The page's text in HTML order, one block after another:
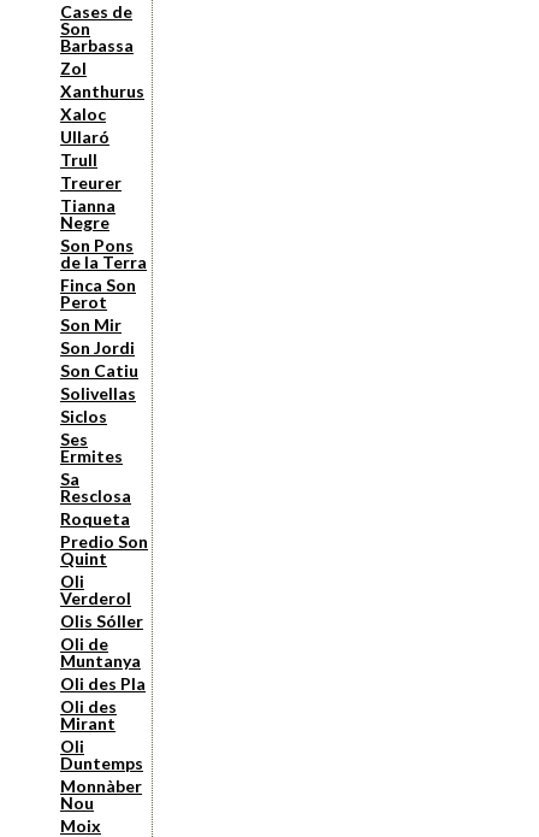
Cases de
Son
Barbassa
Zol
Xanthurus
Xaloc
Ullaró
Trull
Treurer
Tianna
Negre
Son Pons
de la Terra
Finca Son
Perot
Son Mir
Son Jordi
Son Catiu
Solivellas
Siclos
Ses
Ermites
Sa
Resclosa
Roqueta
Predio Son
Quint
Oli
Verderol
Olis Sóller
Oli de
Muntanya
Oli des Pla
Oli des
Mirant
Oli
Duntemps
Monnàber
Nou
Moix